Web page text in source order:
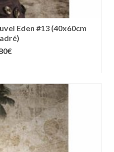
Eden #13 (40x60cm
€
produit
a
plusieurs
variations.
Les
options
peuvent